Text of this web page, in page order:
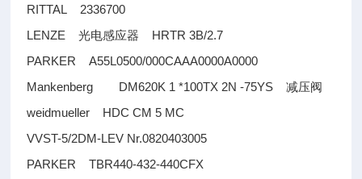
RITTAL 2336700
LENZE光电感应器
HRTR 3B/2.7
PARKER A55L0500/000CAAA0000A0000
Mankenberg DM620K 1 *100TX 2N -75YS减压阀
weidmueller HDC CM 5 MC
VVST-5/2DM-LEV Nr.0820403005
PARKER TBR440-432-440CFX